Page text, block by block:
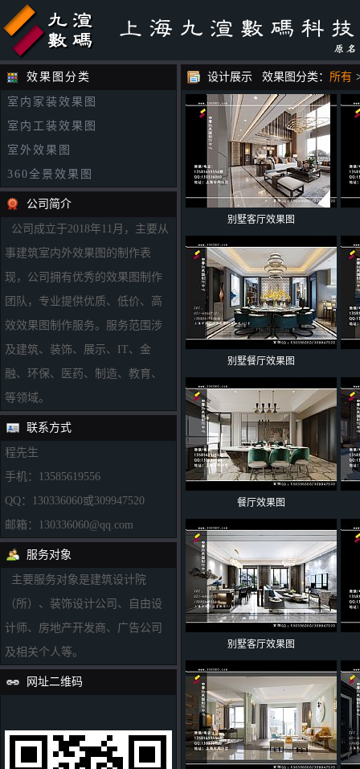
效果图分类
室内家装效果图
室内工装效果图
室外效果图
360全景效果图
公司简介
公司成立于2018年11月，主要从
事建筑室内外效果图的制作表
现，公司拥有优秀的效果图制作
团队，专业提供优质、低价、高
效效果图制作服务。服务范围涉
及建筑、装饰、展示、IT、金
融、环保、医药、制造、教育、
等领域。
联系方式
程先生
手机：13585619556
QQ：130336060或309947520
邮箱：130336060@qq.com
服务对象
主要服务对象是建筑设计院
（所）、装饰设计公司、自由设
计师、房地产开发商、广告公司
及相关个人等。
网址二维码
设计展示 效果图分类： 所有
别墅客厅效果图
别墅餐厅效果图
餐厅效果图
别墅客厅效果图